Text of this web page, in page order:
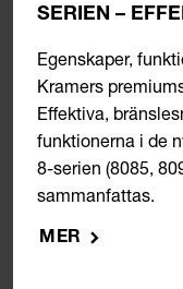
SERIEN –
Egenskaper,
Kramers
Effektiva,
funktionerna i de
8-serien (8085,
sammanfattas.
MER